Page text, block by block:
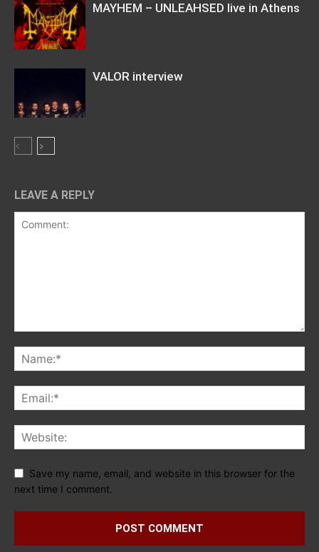
MAYHEM – UNLEAHSED live in Athens
VALOR interview
LEAVE A REPLY
Save my name, email, and website in this browser for the
next time I comment.